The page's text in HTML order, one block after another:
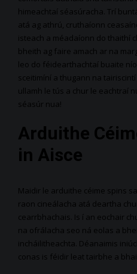
himeachtaí séasúracha. Trí
atá ag athrú, cruthaíonn
isteach a méadaíonn do thaithí
bheith ag faire amach ar na
leo do féidearthachtaí buaite
sceitimíní a thugann na
ullamh le tús a chur le eachtraí
séasúr nua!
Arduithe
in Aisce
Maidir le arduithe céime spins
raon cineálacha atá deartha
cearrbhachais. Is í an eochair
na ofrálacha seo ná eolas a
incháilitheachta. Déanaimis
conas is féidir leat tairbhe a